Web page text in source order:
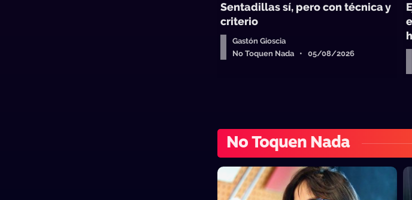
Sentadillas sí, pero con técnica y
criterio
Gastón Gioscia
No Toquen Nada • 05/08/2026
No Toquen Nada